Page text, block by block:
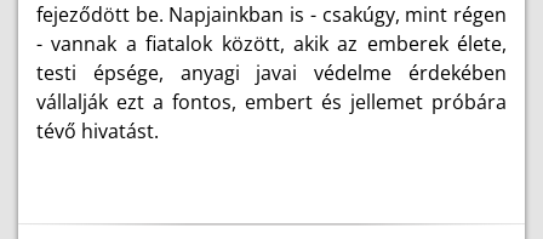
fejeződött be. Napjainkban is - csakúgy, mint régen
- vannak a fiatalok között, akik az emberek élete,
testi épsége, anyagi javai védelme érdekében
vállalják ezt a fontos, embert és jellemet próbára
tévő hivatást.